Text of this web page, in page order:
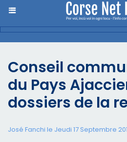
Conseil
du Pays
dossiers de la
José Fanchi le Jeudi 17 Septembre